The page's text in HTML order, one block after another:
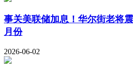
事关美联储加息！华尔街老将
月份
2026-06-02